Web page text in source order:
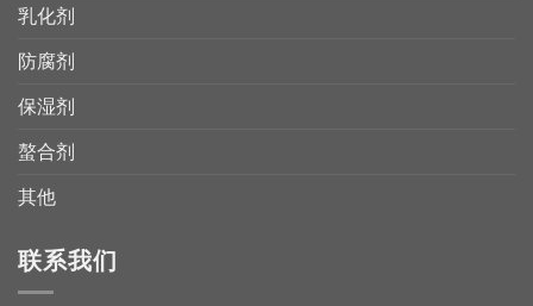
乳化剂
防腐剂
保湿剂
螯合剂
其他
联系我们